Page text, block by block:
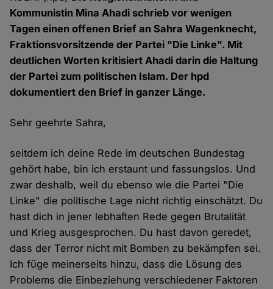
Kommunistin Mina Ahadi schrieb vor wenigen
Tagen einen offenen Brief an Sahra Wagenknecht,
Fraktionsvorsitzende der Partei "Die Linke". Mit
deutlichen Worten kritisiert Ahadi darin die Haltung
der Partei zum politischen Islam. Der hpd
dokumentiert den Brief in ganzer Länge.
Sehr geehrte Sahra,
seitdem ich deine Rede im deutschen Bundestag
gehört habe, bin ich erstaunt und fassungslos. Und
zwar deshalb, weil du ebenso wie die Partei "Die
Linke" die politische Lage nicht richtig einschätzt. Du
hast dich in jener lebhaften Rede gegen Brutalität
und Krieg ausgesprochen. Du hast davon geredet,
dass der Terror nicht mit Bomben zu bekämpfen sei.
Ich füge meinerseits hinzu, dass die Lösung des
Problems die Einbeziehung verschiedener Faktoren